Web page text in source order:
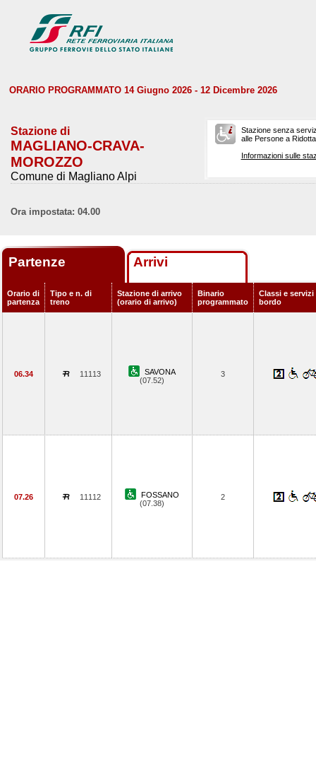
ORARIO PROGRAMMATO 14 Giugno 2026 - 12 Dicembre 2026
Stazione di
MAGLIANO-CRAVA-
MOROZZO
Comune di Magliano Alpi
Stazione senza
alle Persone a
Informazioni sulle
Ora impostata: 04.00
Partenze Arrivi
Orario di
partenza
Tipo e n. di
treno
Stazione di arrivo
(orario di arrivo)
Binario
programmato
Classi e servizi
bordo
06.34 11113
SAVONA
(07.52)
3
07.26 11112
FOSSANO
(07.38)
2